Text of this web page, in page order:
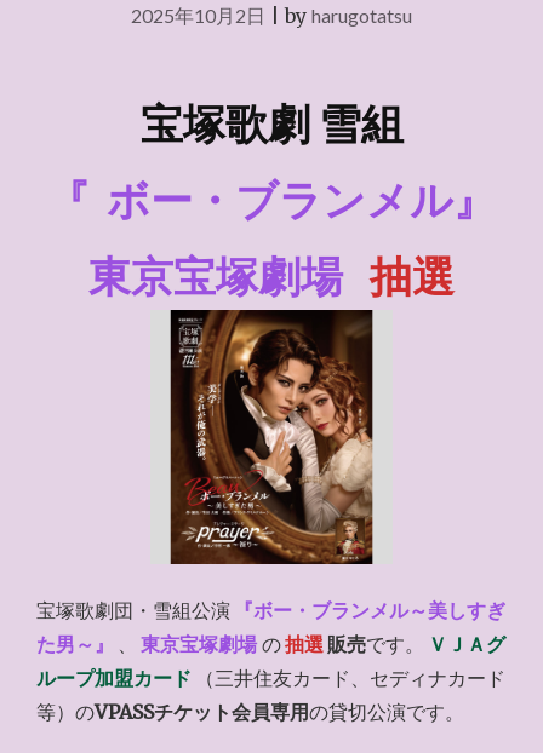
2025年10月2日 |by harugotatsu
宝塚歌劇 雪組
『 ボー・ブランメル』
東京宝塚劇場 抽選
宝塚歌劇団・雪組公演 『ボー・ブランメル～美しすぎ
た男～』
、 東京宝塚劇場 の抽選 販売です。
ＶＪＡグ
ループ加盟カード
（三井住友カード、セディナカード
等）のVPASSチケット会員専用の貸切公演です。